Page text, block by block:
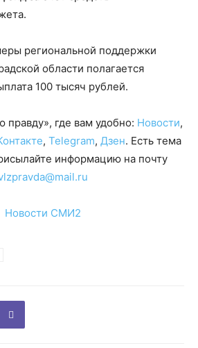
региональной поддержки
области полагается
100 тысяч рублей.
правду», где вам удобно: Новости,
, Telegram, Дзен. Есть тема
информацию на почту
Новости СМИ2